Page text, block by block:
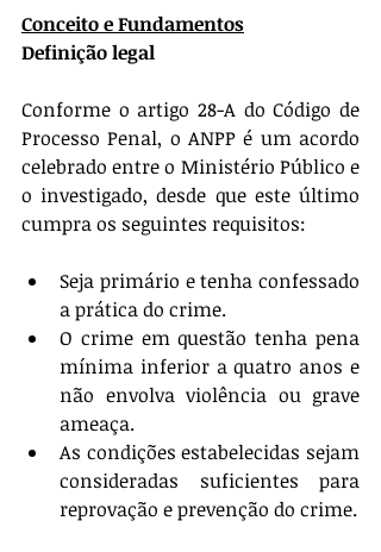
Conceito e Fundamentos
Definição legal
Conforme o artigo 28-A do Código de
Processo Penal, o ANPP é um acordo
celebrado entre o Ministério Público e
o investigado, desde que este último
cumpra os seguintes requisitos:
Seja primário e tenha confessado
a prática do crime.
O crime em questão tenha pena
mínima inferior a quatro anos e
não envolva violência ou grave
ameaça.
As condições estabelecidas sejam
consideradas suficientes para
reprovação e prevenção do crime.